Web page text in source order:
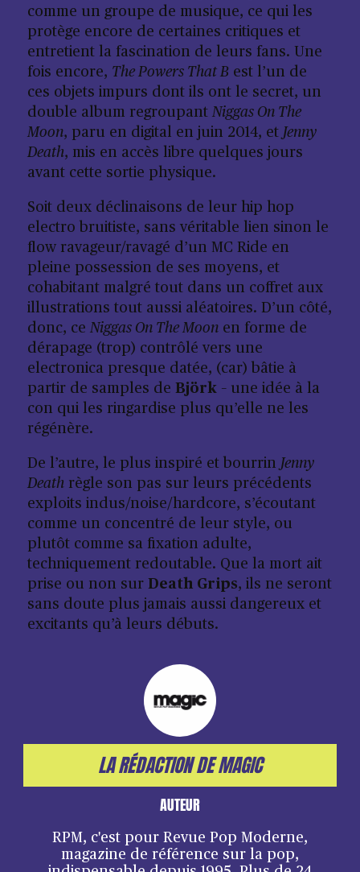
comme un groupe de musique, ce qui les
protège encore de certaines critiques et
entretient la fascination de leurs fans. Une
fois encore, The Powers That Best l’un de
ces objets impurs dont ils ont le secret, un
double album regroupant Niggas On The
Moon, paru en digital en juin 2014, et Jenny
Death, mis en accès libre quelques jours
avant cette sortie physique.
Soit deux déclinaisons de leur hip hop
electro bruitiste, sans véritable lien sinon le
flow ravageur/ravagé d’un MC Ride en
pleine possession de ses moyens, et
cohabitant malgré tout dans un coffret aux
illustrations tout aussi aléatoires. D’un côté,
donc, ce Niggas On The Moonen forme de
dérapage (trop) contrôlé vers une
electronica presque datée, (car) bâtie à
partir de samples de Björk– une idée à la
con qui les ringardise plus qu’elle ne les
régénère.
De l’autre, le plus inspiré et bourrin Jenny
Deathrègle son pas sur leurs précédents
exploits indus/noise/hardcore, s’écoutant
comme un concentré de leur style, ou
plutôt comme sa fixation adulte,
techniquement redoutable. Que la mort ait
prise ou non sur Death Grips, ils ne seront
sans doute plus jamais aussi dangereux et
excitants qu’à leurs débuts.
LA RÉDACTION DE MAGIC
AUTEUR
RPM, c'est pour Revue Pop Moderne,
magazine de référence sur la pop,